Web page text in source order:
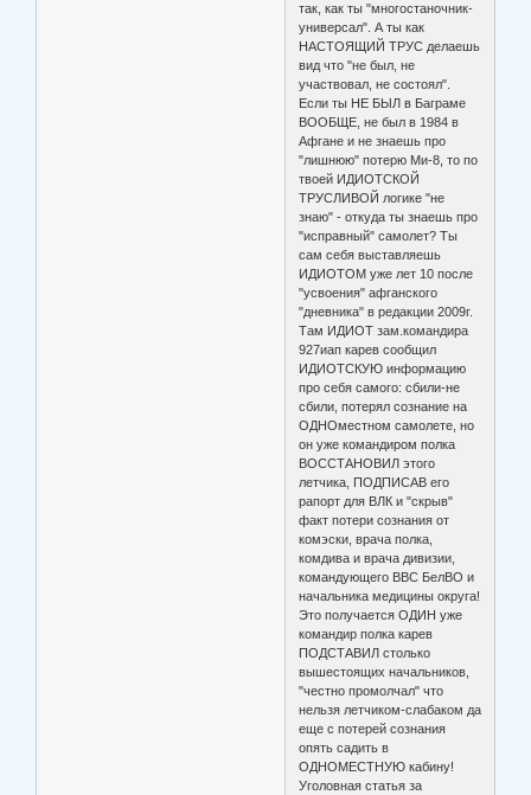
так, как ты "многостаночник-
универсал". А ты как
НАСТОЯЩИЙ ТРУС делаешь
вид что "не был, не
участвовал, не состоял".
Если ты НЕ БЫЛ в Баграме
ВООБЩЕ, не был в 1984 в
Афгане и не знаешь про
"лишнюю" потерю Ми-8, то по
твоей ИДИОТСКОЙ
ТРУСЛИВОЙ логике "не
знаю" - откуда ты знаешь про
"исправный" самолет? Ты
сам себя выставляешь
ИДИОТОМ уже лет 10 после
"усвоения" афганского
"дневника" в редакции 2009г.
Там ИДИОТ зам.командира
927иап карев сообщил
ИДИОТСКУЮ информацию
про себя самого: сбили-не
сбили, потерял сознание на
ОДНОместном самолете, но
он уже командиром полка
ВОССТАНОВИЛ этого
летчика, ПОДПИСАВ его
рапорт для ВЛК и "скрыв"
факт потери сознания от
комэски, врача полка,
комдива и врача дивизии,
командующего ВВС БелВО и
начальника медицины округа!
Это получается ОДИН уже
командир полка карев
ПОДСТАВИЛ столько
вышестоящих начальников,
"честно промолчал" что
нельзя летчиком-слабаком да
еще с потерей сознания
опять садить в
ОДНОМЕСТНУЮ кабину!
Уголовная статья за